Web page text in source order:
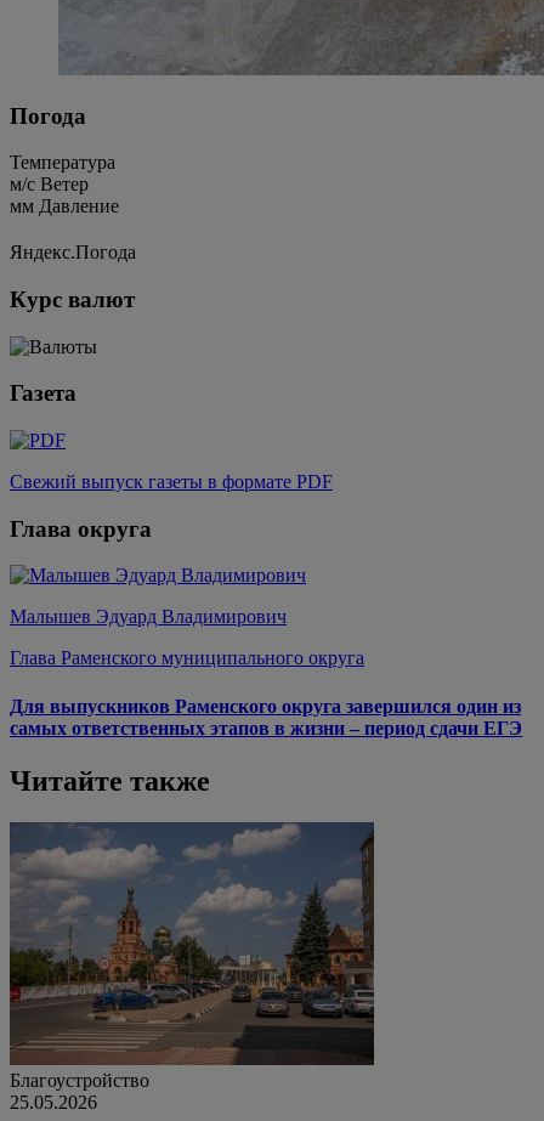
Погода
Температура
м/c Ветер
мм Давление
Яндекс.Погода
Курс валют
Газета
Свежий выпуск газеты в формате PDF
Глава округа
Малышев Эдуард Владимирович
Глава Раменского муниципального округа
Для выпускников Раменского округа завершился один из
самых ответственных этапов в жизни – период сдачи ЕГЭ
Читайте также
Благоустройство
25.05.2026